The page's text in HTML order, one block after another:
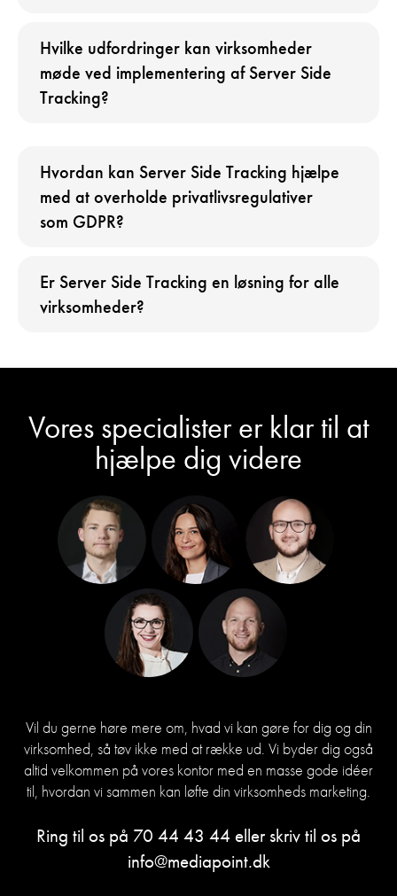
Hvilke udfordringer kan virksomheder
møde ved implementering af Server Side
Tracking?
Hvordan kan Server Side Tracking hjælpe
med at overholde privatlivsregulativer
som GDPR?
Er Server Side Tracking en løsning for alle
virksomheder?
Vores specialister er klar til at
hjælpe dig videre
Vil du gerne høre mere om, hvad vi kan gøre for dig og din
virksomhed, så tøv ikke med at række ud. Vi byder dig også
altid velkommen på vores kontor med en masse gode idéer
til, hvordan vi sammen kan løfte din virksomheds marketing.
Ring til os på 70 44 43 44 eller skriv til os på
info@mediapoint.dk